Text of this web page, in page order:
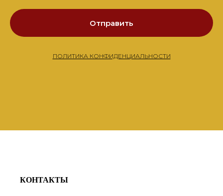
Отправить
ПОЛИТИКА КОНФИДЕНЦИАЛЬНОСТИ
КОНТАКТЫ